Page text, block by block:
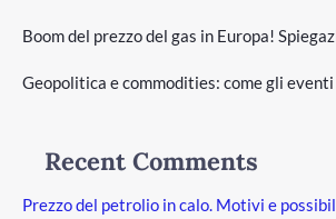
Boom del prezzo del gas in Europa!
Geopolitica e commodities: come gli
Recent Comments
Prezzo del petrolio in calo. Motivi e